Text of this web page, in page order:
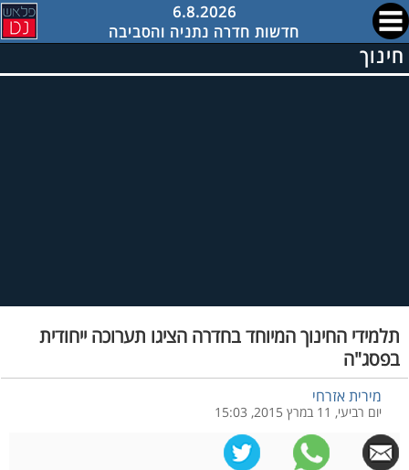
6.8.2026
חדשות חדרה נתניה והסביבה
חינוך
תלמידי החינוך המיוחד בחדרה הציגו תערוכה ייחודית
בפסג"ה
מירית אזרחי
יום רביעי, 11 במרץ 2015, 15:03